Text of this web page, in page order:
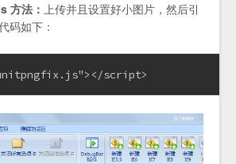
方法： 上传并且设置好小图片，然后引
码如下：
script>